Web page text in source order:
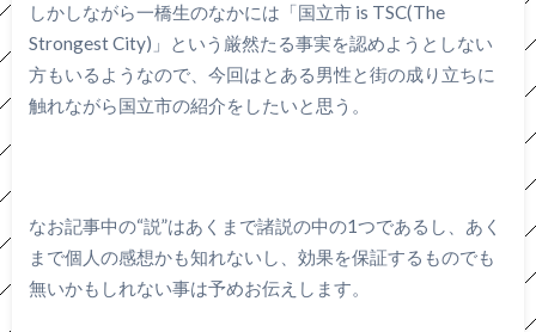
しかしながら一橋生のなかには「国立市 is TSC(The
Strongest City)」という厳然たる事実を認めようとしない
方もいるようなので、今回はとある男性と街の成り立ちに
触れながら国立市の紹介をしたいと思う。
なお記事中の“説”はあくまで諸説の中の1つであるし、あく
まで個人の感想かも知れないし、効果を保証するものでも
無いかもしれない事は予めお伝えします。